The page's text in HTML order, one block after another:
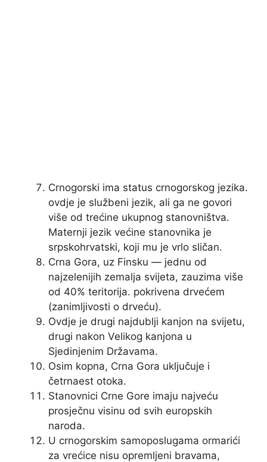
Crnogorski ima status crnogorskog jezika.
ovdje je službeni jezik, ali ga ne govori
više od trećine ukupnog stanovništva.
Maternji jezik većine stanovnika je
srpskohrvatski, koji mu je vrlo sličan.
Crna Gora, uz Finsku — jednu od
najzelenijih zemalja svijeta, zauzima više
od 40% teritorija. pokrivena drvećem
(zanimljivosti o drveću).
Ovdje je drugi najdublji kanjon na svijetu,
drugi nakon Velikog kanjona u
Sjedinjenim Državama.
Osim kopna, Crna Gora uključuje i
četrnaest otoka.
Stanovnici Crne Gore imaju najveću
prosječnu visinu od svih europskih
naroda.
U crnogorskim samoposlugama ormarići
za vrećice nisu opremljeni bravama,